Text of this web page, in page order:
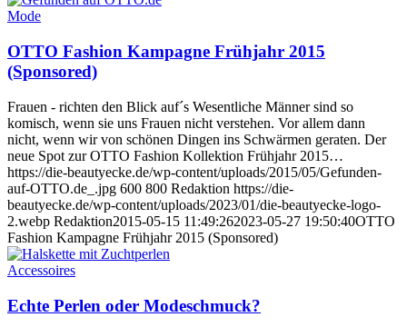
Mode
OTTO Fashion Kampagne Frühjahr 2015
(Sponsored)
Frauen - richten den Blick auf´s Wesentliche Männer sind so
komisch, wenn sie uns Frauen nicht verstehen. Vor allem dann
nicht, wenn wir von schönen Dingen ins Schwärmen geraten. Der
neue Spot zur OTTO Fashion Kollektion Frühjahr 2015…
https://die-beautyecke.de/wp-content/uploads/2015/05/Gefunden-
auf-OTTO.de_.jpg 600 800 Redaktion https://die-
beautyecke.de/wp-content/uploads/2023/01/die-beautyecke-logo-
2.webp Redaktion2015-05-15 11:49:262023-05-27 19:50:40OTTO
Fashion Kampagne Frühjahr 2015 (Sponsored)
Accessoires
Echte Perlen oder Modeschmuck?